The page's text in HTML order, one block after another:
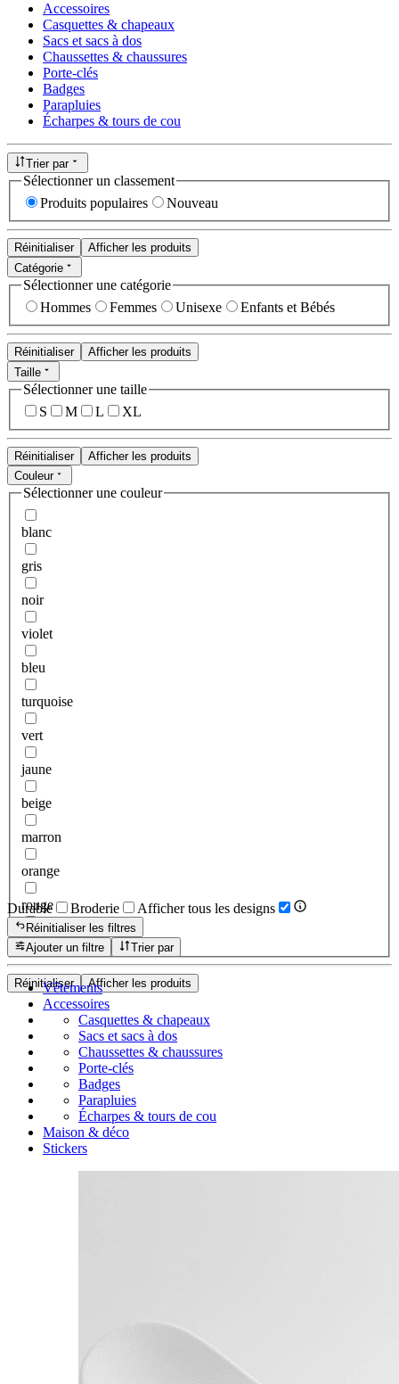
Accessoires
Casquettes & chapeaux
Sacs et sacs à dos
Chaussettes & chaussures
Porte-clés
Badges
Parapluies
Écharpes & tours de cou
Trier par
Sélectionner un classement
Produits populaires
Nouveau
Réinitialiser
Afficher les produits
Catégorie
Sélectionner une catégorie
Hommes
Femmes Unisexe Enfants et Bébés
Réinitialiser
Afficher les produits
Taille
Sélectionner une taille
S
M L XL
Réinitialiser
Afficher les produits
Couleur
Sélectionner une couleur
blanc
gris
noir
violet
bleu
turquoise
vert
jaune
beige
marron
orange
rouge
rose
Réinitialiser Afficher les produits
Durable Broderie Afficher tous les designs
Réinitialiser les filtres
Ajouter un filtre
Trier par
Vêtements
Accessoires
Casquettes & chapeaux
Sacs et sacs à dos
Chaussettes & chaussures
Porte-clés
Badges
Parapluies
Écharpes & tours de cou
Maison & déco
Stickers